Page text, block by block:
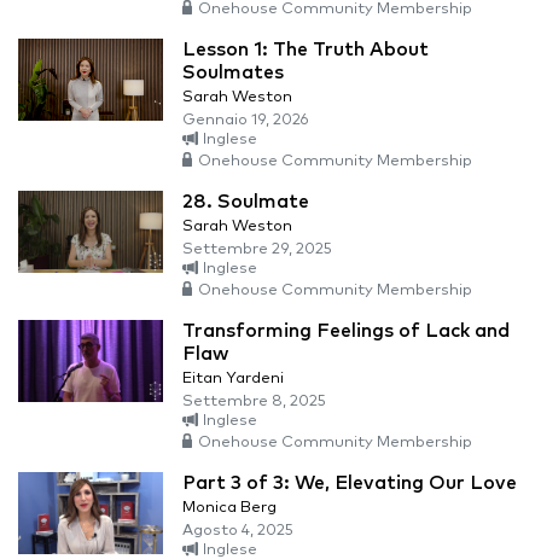
Onehouse Community Membership
Lesson 1: The Truth About
Soulmates
Sarah Weston
Gennaio 19, 2026
Inglese
Onehouse Community Membership
28. Soulmate
Sarah Weston
Settembre 29, 2025
Inglese
Onehouse Community Membership
Transforming Feelings of Lack and
Flaw
Eitan Yardeni
Settembre 8, 2025
Inglese
Onehouse Community Membership
Part 3 of 3: We, Elevating Our Love
Monica Berg
Agosto 4, 2025
Inglese